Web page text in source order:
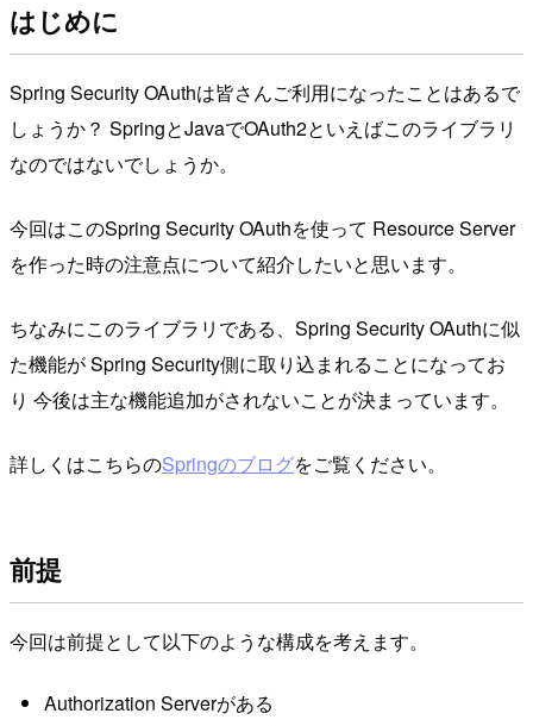
はじめに
Spring Security OAuthは皆さんご利用になったことはあるで
しょうか？ SpringとJavaでOAuth2といえばこのライブラリ
なのではないでしょうか。
今回はこのSpring Security OAuthを使って Resource Server
を作った時の注意点について紹介したいと思います。
ちなみにこのライブラリである、Spring Security OAuthに似
た機能が Spring Security側に取り込まれることになってお
り 今後は主な機能追加がされないことが決まっています。
詳しくはこちらのSpringのブログをご覧ください。
前提
今回は前提として以下のような構成を考えます。
Authorization Serverがある